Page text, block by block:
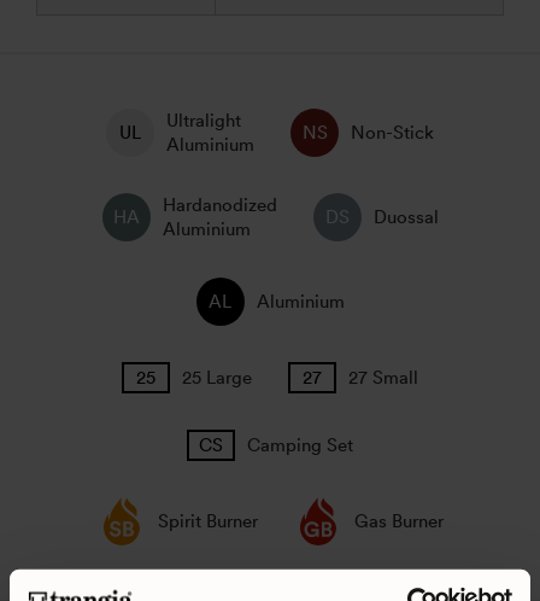
Ultralight
Aluminium
Non-Stick
Hardanodized
Aluminium
Duossal
Aluminium
25 Large 27 Small
Camping Set
Spirit Burner Gas Burner